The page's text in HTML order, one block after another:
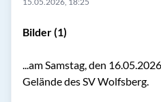
Bilder (1)
...am Samstag, den
Gelände des SV Wolfsberg.